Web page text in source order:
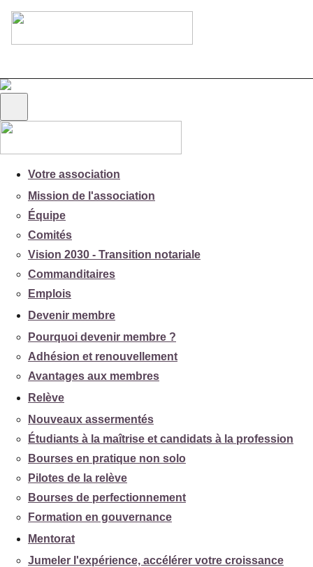
Votre association
Mission de l'association
Équipe
Comités
Vision 2030 - Transition notariale
Commanditaires
Emplois
Devenir membre
Pourquoi devenir membre ?
Adhésion et renouvellement
Avantages aux membres
Relève
Nouveaux assermentés
Étudiants à la maîtrise et candidats à la profession
Bourses en pratique non solo
Pilotes de la relève
Bourses de perfectionnement
Formation en gouvernance
Mentorat
Jumeler l'expérience, accélérer votre croissance